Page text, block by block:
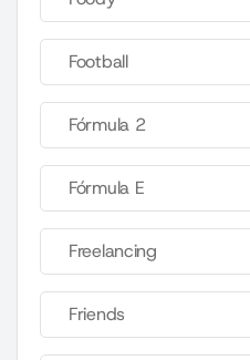
Football
Fórmula 2
Fórmula E
Freelancing
Friends